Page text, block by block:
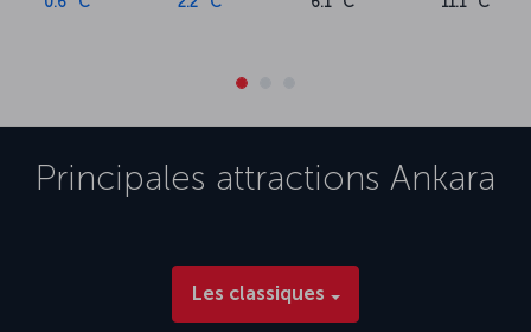
d’équipements, y compris des salons privés pour les passagers et
Principales attractions Ankara
Les classiques